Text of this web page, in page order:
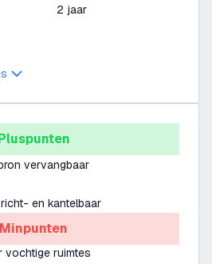
2 jaar
vervangbaar
en kantelbaar
Minpunten
ruimtes